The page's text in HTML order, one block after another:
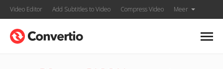
Video Editor Add Subtitles to Video Compress Video Meer